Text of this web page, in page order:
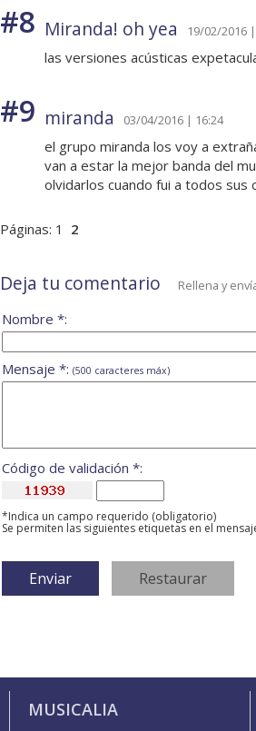
#8 Miranda! oh yea 19/02/2016
las versiones acústicas
#9 miranda 03/04/2016 | 16:24
el grupo miranda los voy a
van a estar la mejor banda del
olvidarlos cuando fui a todos
Páginas: 1 2
Deja tu comentario Rellena y
Nombre *:
Mensaje *: (500 caracteres máx)
Código de validación *:
*Indica un campo requerido (obligatorio)
Se permiten las siguientes etiquetas en el
MUSICALIA